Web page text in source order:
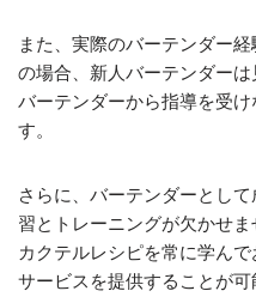
また、実際のバーテンダー
の場合、新人バーテンダー
バーテンダーから指導を受
す。
さらに、バーテンダーとし
習とトレーニングが欠かせ
カクテルレシピを常に学ん
サービスを提供することが可